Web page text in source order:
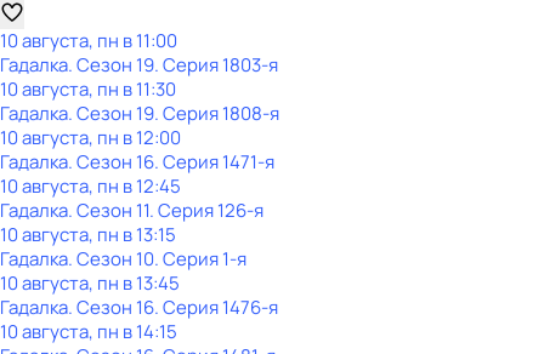
10 августа, пн в 11:00
Гадaлкa. Сезон 19. Серия 1803-я
10 августа, пн в 11:30
Гадaлкa. Сезон 19. Серия 1808-я
10 августа, пн в 12:00
Гадaлкa. Сезон 16. Серия 1471-я
10 августа, пн в 12:45
Гадaлкa. Сезон 11. Серия 126-я
10 августа, пн в 13:15
Гадaлкa. Сезон 10. Серия 1-я
10 августа, пн в 13:45
Гадaлкa. Сезон 16. Серия 1476-я
10 августа, пн в 14:15